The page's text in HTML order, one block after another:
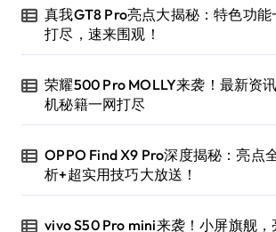
真我GT8 Pro亮点大揭秘：特色功能
打尽，速来围观！
荣耀500 Pro MOLLY来袭！最新资
机秘籍一网打尽
OPPO Find X9 Pro深度揭秘：亮点
析+超实用技巧大放送！
vivo S50 Pro mini来袭！小屏旗舰，